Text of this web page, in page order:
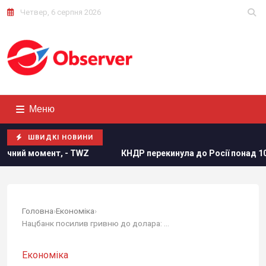
Четвер, 6 серпня 2026
Меню
ШВИДКІ НОВИНИ
- TWZ КНДР перекинула до Росії понад 100 ракет: в
Головна›Економіка›
Економіка